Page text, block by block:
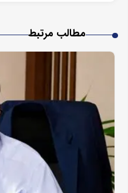
مطالب مرتبط